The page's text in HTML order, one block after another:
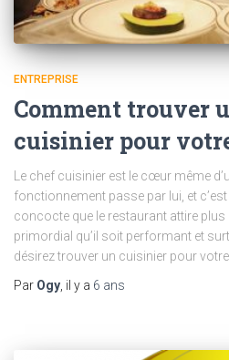
ENTREPRISE
Comment trouver
cuisinier pour
Le chef cuisinier est le cœur même
fonctionnement passe par lui, et c’est
concocte que le restaurant attire plus
primordial qu’il soit performant et
désirez trouver un cuisinier pour
Par Ogy , il y a 6 ans